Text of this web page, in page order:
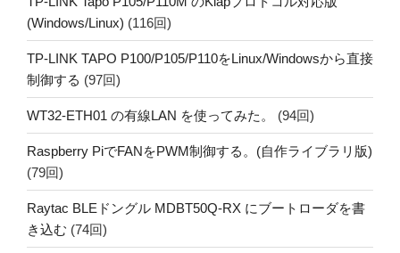
(Windows/Linux) (116回)
TP-LINK TAPO P100/P105/P110をLinux/Windowsから直接
制御する (97回)
WT32-ETH01 の有線LAN を使ってみた。 (94回)
Raspberry PiでFANをPWM制御する。(自作ライブラリ版)
(79回)
Raytac BLEドングル MDBT50Q-RX にブートローダを書
き込む (74回)